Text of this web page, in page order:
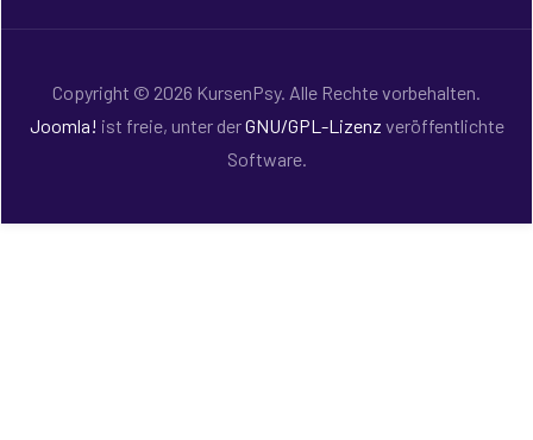
Copyright © 2026 KursenPsy. Alle Rechte vorbehalten.
Joomla! ist freie, unter derGNU/GPL-Lizenz veröffentlichte
Software.